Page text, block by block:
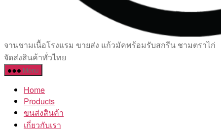
เซรามิค
ครบ
ครัน
โรงงาน
จานชามเนื้อโรงแรม ขายส่ง แก้วมัคพร้อมรับสกรีน ชามตราไก่
จัดส่งสินค้าทั่วไทย
Menu
Home
Products
ขนส่งสินค้า
เกี่ยวกับเรา